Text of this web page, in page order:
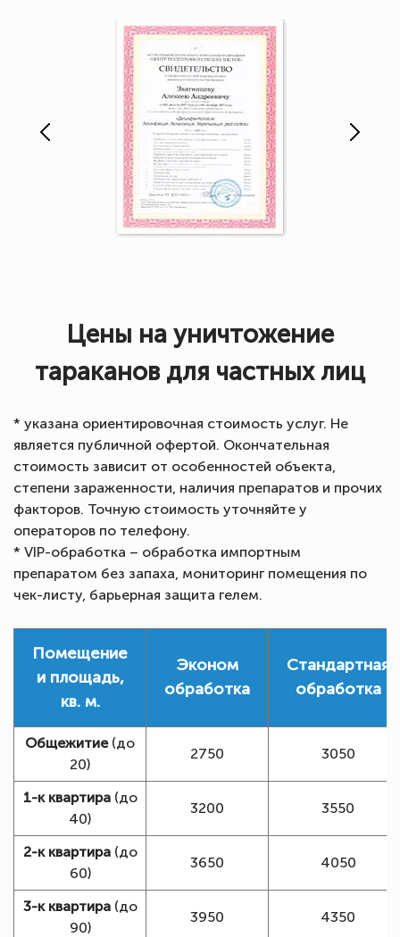
Цены на уничтожение
тараканов для частных лиц
* указана ориентировочная стоимость услуг. Не
является публичной офертой. Окончательная
стоимость зависит от особенностей объекта,
степени зараженности, наличия препаратов и прочих
факторов. Точную стоимость уточняйте у
операторов по телефону.
* VIP-обработка – обработка импортным
препаратом без запаха, мониторинг помещения по
чек-листу, барьерная защита гелем.
Помещение
и площадь,
кв. м.
Эконом
обработка
Стандартная
обработка
Общежитие(до
20)
2750 3050
1-к квартира(до
40)
3200 3550
2-к квартира(до
60)
3650 4050
3-к квартира(до
90)
3950 4350